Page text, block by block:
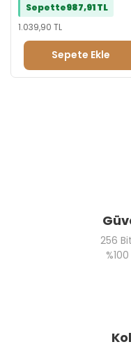
Sepette987,91 TL
1.039,90 TL
Sepete Ekle
256